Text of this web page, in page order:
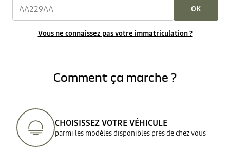
OK
Vous ne connaissez pas votre immatriculation ?
Comment ça marche ?
CHOISISSEZ VOTRE VÉHICULE
parmi les modèles disponibles près de chez vous